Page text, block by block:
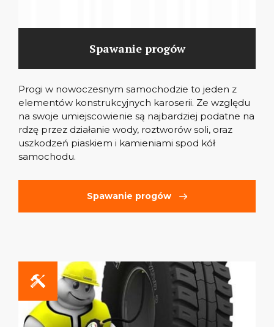
Spawanie progów
Progi w nowoczesnym samochodzie to jeden z
elementów konstrukcyjnych karoserii. Ze względu
na swoje umiejscowienie są najbardziej podatne na
rdzę przez działanie wody, roztworów soli, oraz
uszkodzeń piaskiem i kamieniami spod kół
samochodu.
Spawanie progów